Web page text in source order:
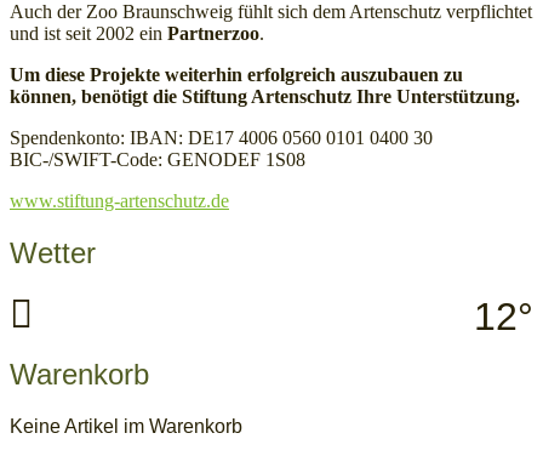
Auch der Zoo Braunschweig fühlt sich dem Artenschutz verpflichtet
und ist seit 2002 ein Partnerzoo.
Um diese Projekte weiterhin erfolgreich auszubauen zu
können, benötigt die Stiftung Artenschutz Ihre Unterstützung.
Spendenkonto: IBAN: DE17 4006 0560 0101 0400 30
BIC-/SWIFT-Code: GENODEF 1S08
www.stiftung-artenschutz.de
Wetter
12°
Warenkorb
Keine Artikel im Warenkorb